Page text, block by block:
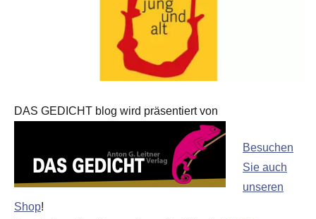
DAS GEDICHT blog wird präsentiert von
Besuchen
Sie auch
unseren
Shop!